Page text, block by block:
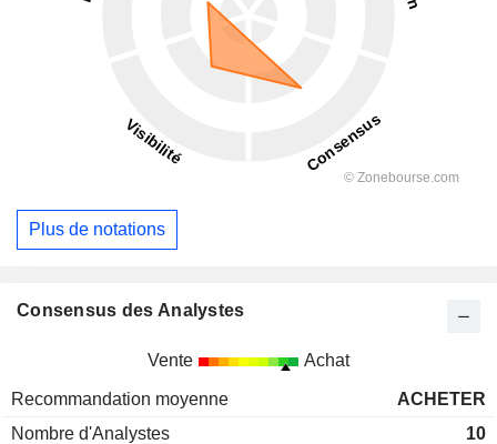
Plus de notations
Consensus des Analystes
Vente Achat
Recommandation moyenne
ACHETER
Nombre d'Analystes
10